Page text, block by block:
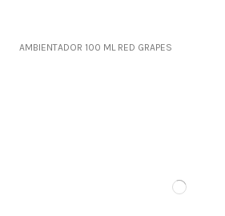
AMBIENTADOR 100 ML RED GRAPES